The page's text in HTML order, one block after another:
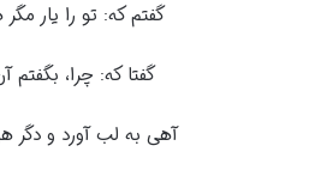
گفتم که: تو را یار
گفتا که: چرا، بگفتم
آهی به لب آورد و دگر